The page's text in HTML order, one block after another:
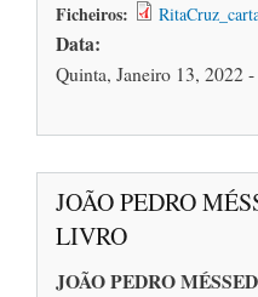
Ficheiros:
Data:
Quinta, Janeiro 13, 2022
JOÃO PEDRO
LIVRO
JOÃO PEDRO